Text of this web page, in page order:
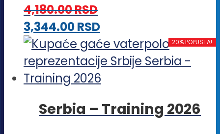
biti
izabrane
na
stranici
proizvoda.
4,180.00RSD
3,344.00RSDOvaj
proizvod
ima
više
Opcije
20% POPUSTA!
Serbia – Training 2026